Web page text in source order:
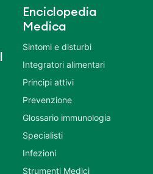
Enciclopedia
Medica
Sintomi e disturbi
Integratori alimentari
Principi attivi
Prevenzione
Glossario immunologia
Specialisti
Infezioni
Strumenti Medici